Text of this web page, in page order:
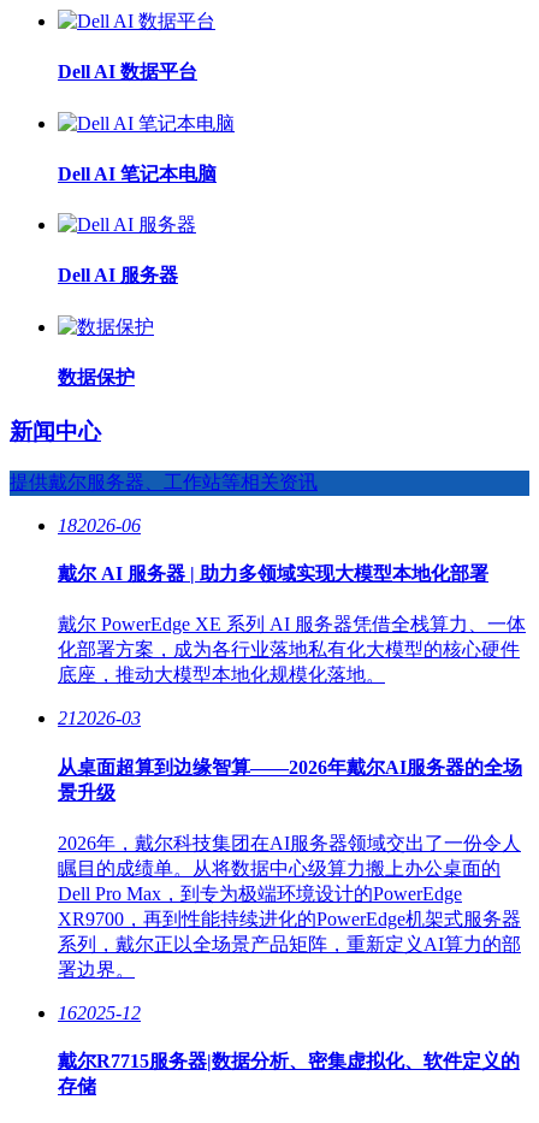
Dell AI 数据平台
Dell AI 笔记本电脑
Dell AI 服务器
数据保护
新闻中心
提供戴尔服务器、工作站等相关资讯
182026-06
戴尔 AI 服务器 | 助力多领域实现大模型本地化部署
戴尔 PowerEdge XE 系列 AI 服务器凭借全栈算力、一体
化部署方案，成为各行业落地私有化大模型的核心硬件
底座，推动大模型本地化规模化落地。
212026-03
从桌面超算到边缘智算——2026年戴尔AI服务器的全场
景升级
2026年，戴尔科技集团在AI服务器领域交出了一份令人
瞩目的成绩单。从将数据中心级算力搬上办公桌面的
Dell Pro Max，到专为极端环境设计的PowerEdge
XR9700，再到性能持续进化的PowerEdge机架式服务器
系列，戴尔正以全场景产品矩阵，重新定义AI算力的部
署边界。
162025-12
戴尔R7715服务器|数据分析、密集虚拟化、软件定义的
存储